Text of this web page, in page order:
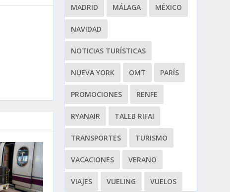
MADRID MÁLAGA MÉXICO
NAVIDAD
NOTICIAS TURÍSTICAS
NUEVA YORK OMT PARÍS
PROMOCIONES RENFE
RYANAIR TALEB RIFAI
TRANSPORTES TURISMO
VACACIONES VERANO
VIAJES VUELING VUELOS